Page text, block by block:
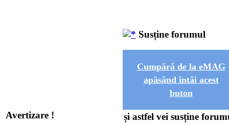
Avertizare !
Susține forumul
Cumpără de la eMAG
apăsând întâi acest
buton
și astfel vei susține